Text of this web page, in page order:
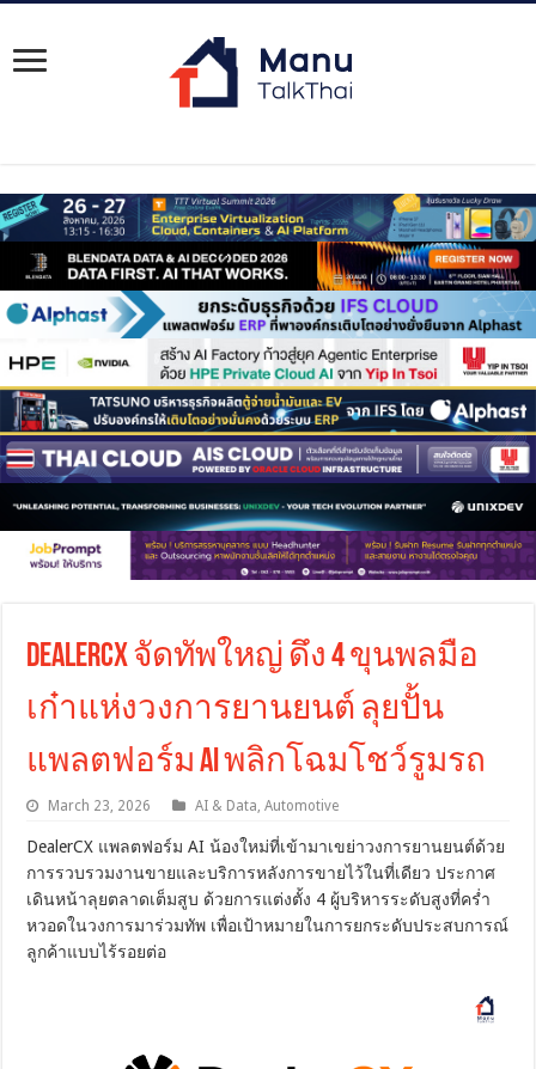
DealerCX จัดทัพใหญ่ ดึง 4 ขุนพลมือ
เก๋าแห่งวงการยานยนต์ ลุยปั้น
แพลตฟอร์ม AI พลิกโฉมโชว์รูมรถ
March 23, 2026 AI & Data ,Automotive
DealerCX แพลตฟอร์ม AI น้องใหม่ที่เข้ามาเขย่าวงการยานยนต์ด้วย
การรวบรวมงานขายและบริการหลังการขายไว้ในที่เดียว ประกาศ
เดินหน้าลุยตลาดเต็มสูบ ด้วยการแต่งตั้ง 4 ผู้บริหารระดับสูงที่คร่ำ
หวอดในวงการมาร่วมทัพ เพื่อเป้าหมายในการยกระดับประสบการณ์
ลูกค้าแบบไร้รอยต่อ